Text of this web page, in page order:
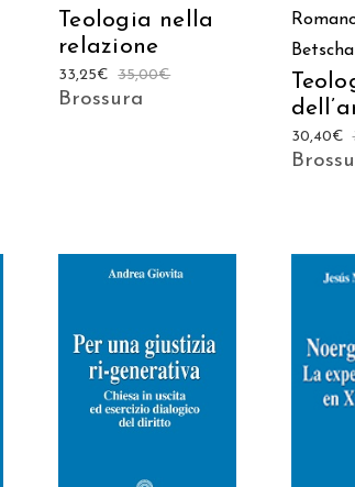
Teologia nella
relazione
35,00€
33,25€
Brossura
30,40€
AGGIUNGI AL
CARRELLO